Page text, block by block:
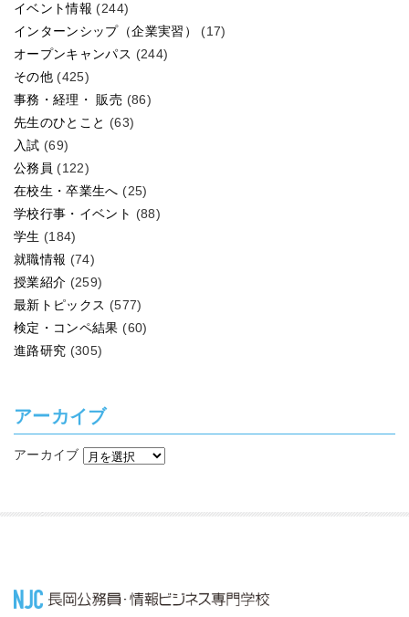
イベント情報 (244)
インターンシップ（企業実習）
(17)
オープンキャンパス (244)
その他 (425)
事務・経理・ 販売 (86)
先生のひとこと (63)
入試 (69)
公務員 (122)
在校生・卒業生へ (25)
学校行事・イベント (88)
学生 (184)
就職情報 (74)
授業紹介 (259)
最新トピックス (577)
検定・コンペ結果 (60)
進路研究 (305)
アーカイブ
アーカイブ